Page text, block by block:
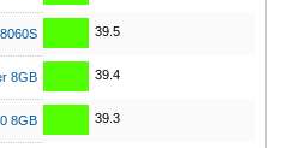
39.5
8GB 39.4
8GB 39.3